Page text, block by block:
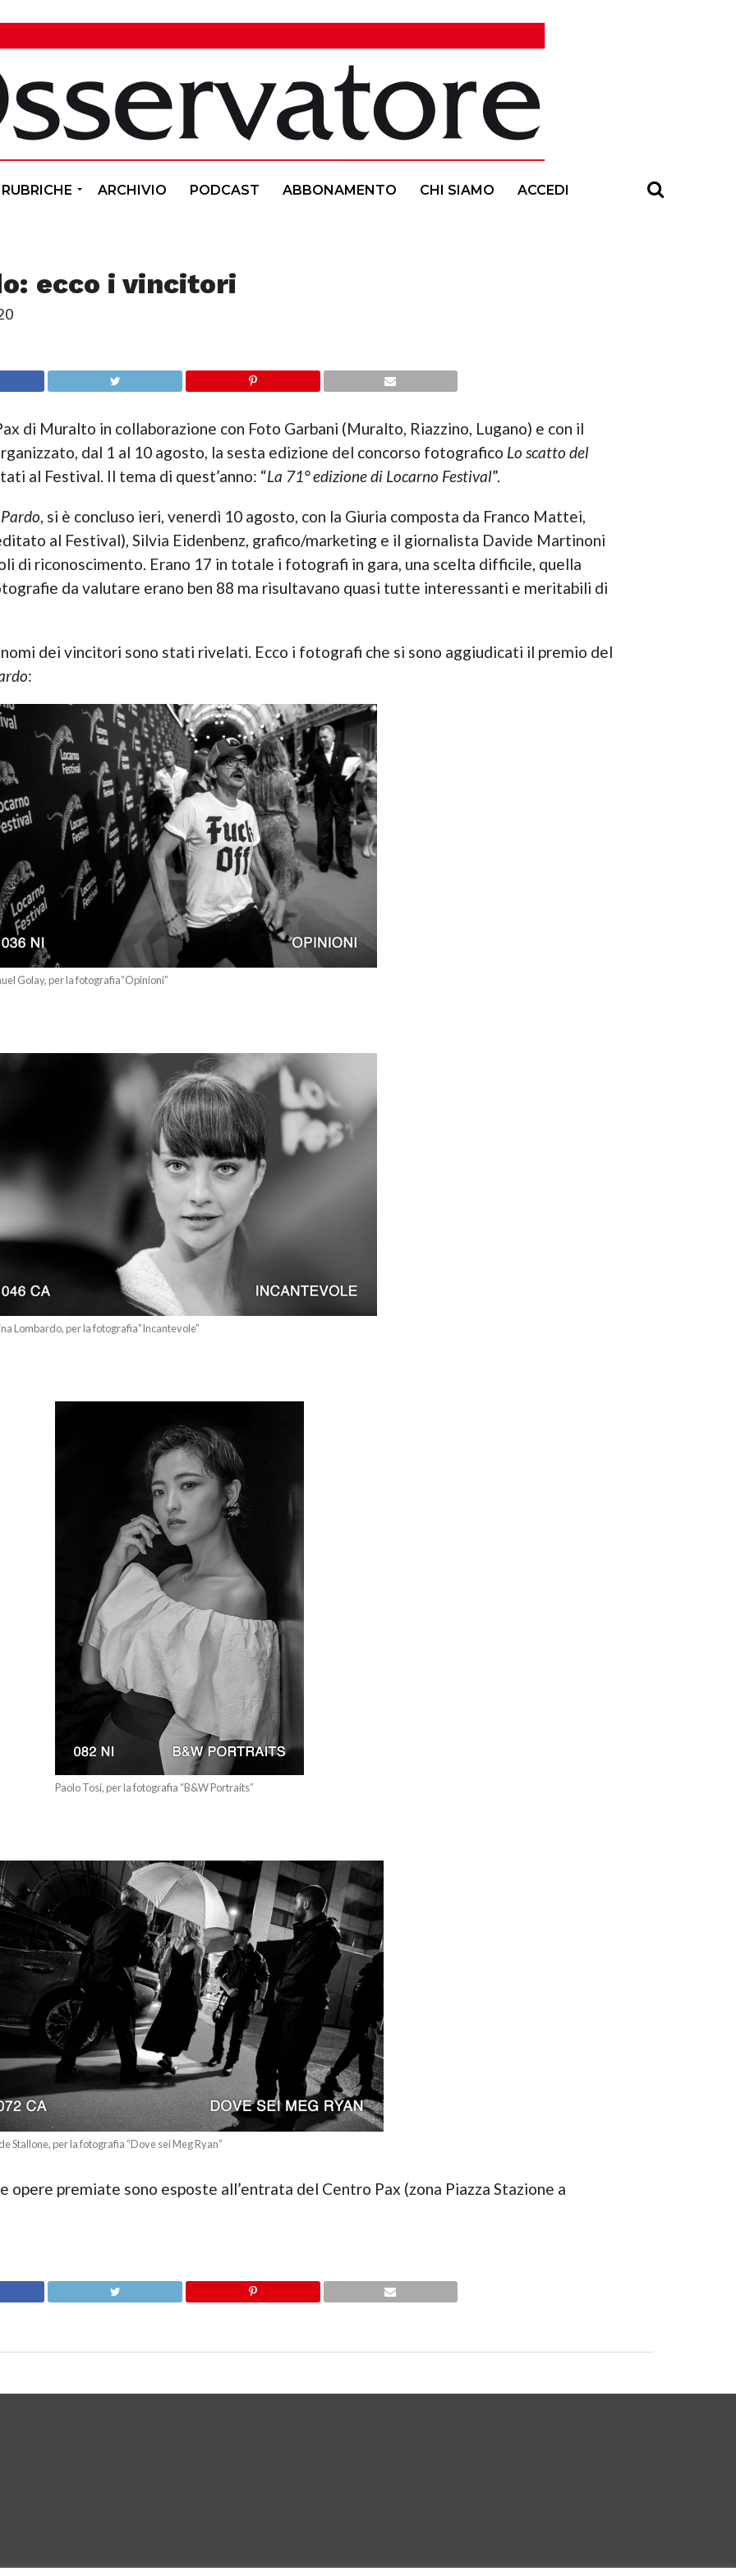
RUBRICHE ARCHIVIO PODCAST ABBONAMENTO CHI SIAMO ACCEDI
ecco i vincitori
di Muralto in collaborazione con Foto Garbani (Muralto, Riazzino, Lugano) e con il
dal 1 al 10 agosto, la sesta edizione del concorso fotografico Lo scatto del
al Festival. Il tema di quest’anno: “La 71° edizione di Locarno Festival”.
, si è concluso ieri, venerdì 10 agosto, con la Giuria composta da Franco Mattei,
al Festival), Silvia Eidenbenz, grafico/marketing e il giornalista Davide Martinoni
di riconoscimento. Erano 17 in totale i fotografi in gara, una scelta difficile, quella
da valutare erano ben 88 ma risultavano quasi tutte interessanti e meritabili di
dei vincitori sono stati rivelati. Ecco i fotografi che si sono aggiudicati il premio del
:
Golay, per la fotografia”Opinioni”
Lombardo, per la fotografia”Incantevole”
Paolo Tosi, per la fotografia “B&W Portraits”
Stallone, per la fotografia “Dove sei Meg Ryan”
opere premiate sono esposte all’entrata del Centro Pax (zona Piazza Stazione a